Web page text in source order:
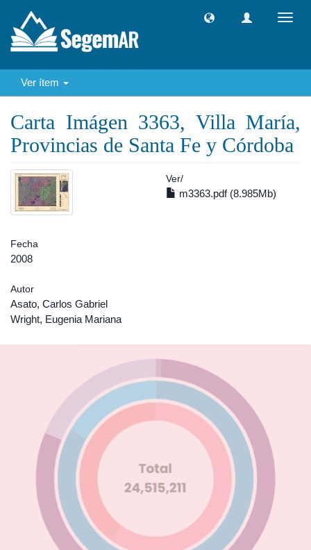
Ver ítem
Carta Imágen 3363, Villa María,
Provincias de Santa Fe y Córdoba
Ver/
m3363.pdf (8.985Mb)
Fecha
2008
Autor
Asato, Carlos Gabriel
Wright, Eugenia Mariana